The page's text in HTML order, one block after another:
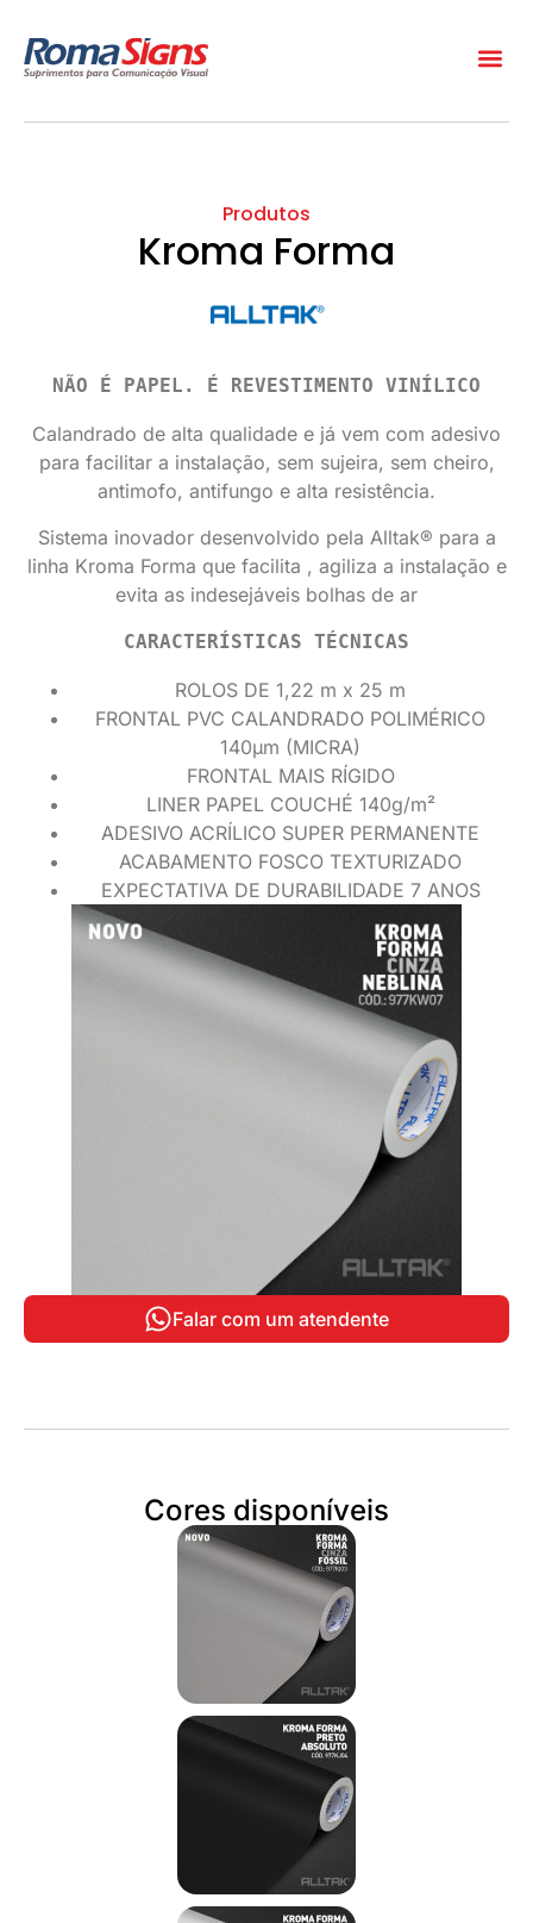
Produtos
Kroma Forma
NÃO É PAPEL. É REVESTIMENTO VINÍLICO
Calandrado de alta qualidade e já vem com adesivo
para facilitar a instalação, sem sujeira, sem cheiro,
antimofo, antifungo e alta resistência.
Sistema inovador desenvolvido pela Alltak® para a
linha Kroma Forma que facilita , agiliza a instalação e
evita as indesejáveis bolhas de ar
CARACTERÍSTICAS TÉCNICAS
ROLOS DE 1,22 m x 25 m
FRONTAL PVC CALANDRADO POLIMÉRICO
140µm (MICRA)
FRONTAL MAIS RÍGIDO
LINER PAPEL COUCHÉ 140g/m²
ADESIVO ACRÍLICO SUPER PERMANENTE
ACABAMENTO FOSCO TEXTURIZADO
EXPECTATIVA DE DURABILIDADE 7 ANOS
Falar com um atendente
Cores disponíveis